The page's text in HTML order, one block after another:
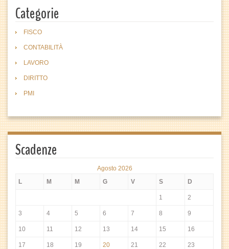
Categorie
FISCO
CONTABILITÀ
LAVORO
DIRITTO
PMI
Scadenze
Agosto 2026
L
M M G V S D
1 2
3 4 5 6 7 8 9
10 11 12 13 14 15 16
17 18 19 20 21 22 23